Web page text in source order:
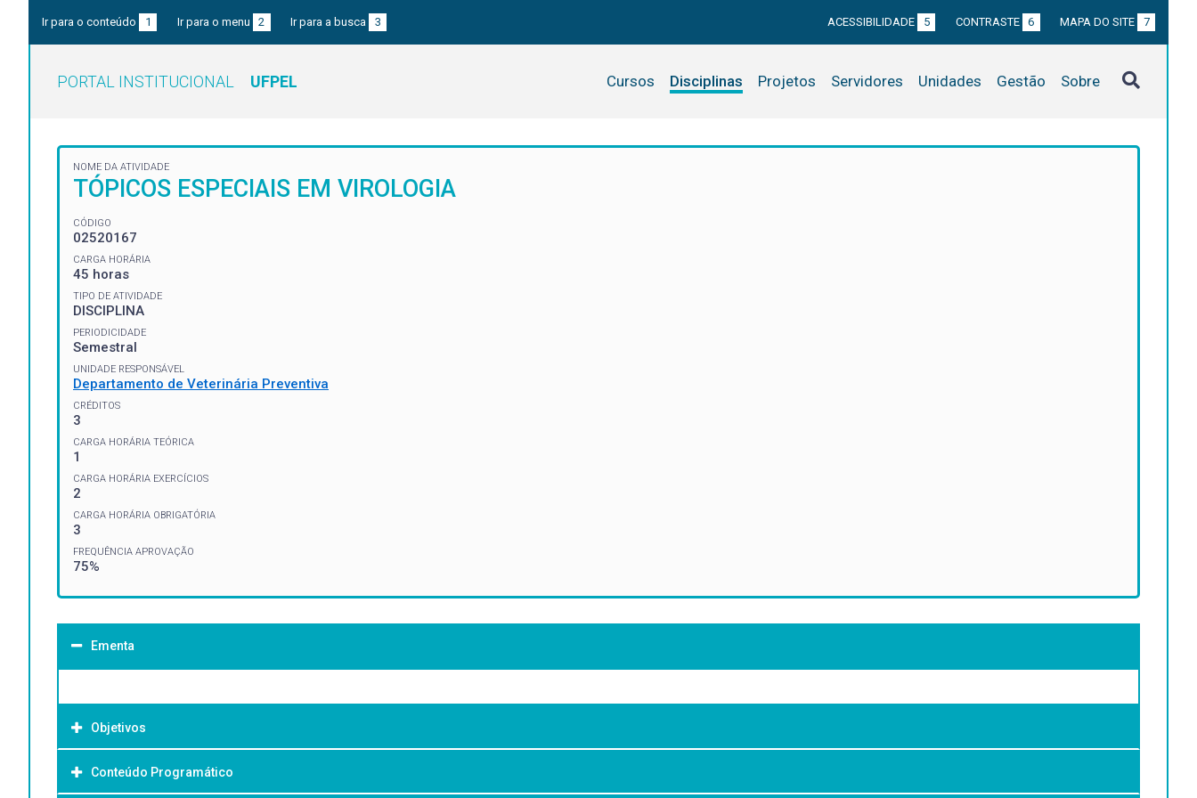
Ir para o conteúdo 1 Ir para o menu 2 Ir para a busca 3 ACESSIBILIDADE 5 CONTRASTE 6 MAPA DO SITE 7
PORTAL INSTITUCIONAL UFPEL Cursos Disciplinas Projetos Servidores Unidades Gestão Sobre
NOME DA ATIVIDADE
TÓPICOS ESPECIAIS EM VIROLOGIA
CÓDIGO
02520167
CARGA HORÁRIA
45 horas
TIPO DE ATIVIDADE
DISCIPLINA
PERIODICIDADE
Semestral
UNIDADE RESPONSÁVEL
Departamento de Veterinária Preventiva
CRÉDITOS
3
CARGA HORÁRIA TEÓRICA
1
CARGA HORÁRIA EXERCÍCIOS
2
CARGA HORÁRIA OBRIGATÓRIA
3
FREQUÊNCIA APROVAÇÃO
75%
Ementa
Objetivos
Objetivo Geral:
Conteúdo Programático